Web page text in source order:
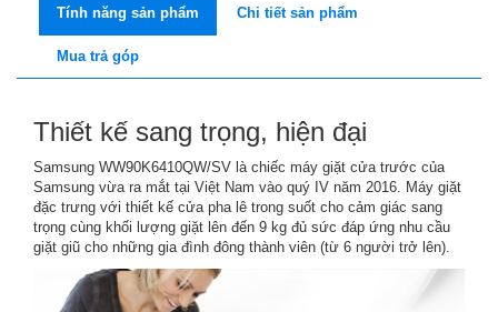
Tính năng sản phẩm Chi tiết sản phẩm
Mua trả góp
Thiết kế sang trọng, hiện đại
Samsung WW90K6410QW/SV là chiếc máy giặt cửa trước của
Samsung vừa ra mắt tại Việt Nam vào quý IV năm 2016. Máy giặt
đặc trưng với thiết kế cửa pha lê trong suốt cho cảm giác sang
trọng cùng khối lượng giặt lên đến 9 kg đủ sức đáp ứng nhu cầu
giặt giũ cho những gia đình đông thành viên (từ 6 người trở lên).